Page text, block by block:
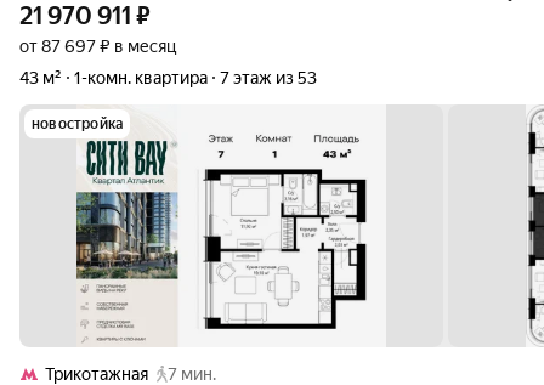
21 970 911 ₽
от 87 697 ₽ в месяц
43 м²
1-комн. квартира 7 этаж из 53
новостройка
Трикотажная
7 мин.